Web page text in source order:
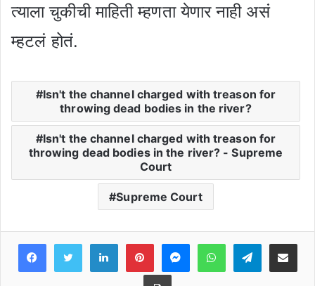
त्याला चुकीची माहिती म्हणता येणार नाही असं
म्हटलं होतं.
Isn't the channel charged with treason for
throwing dead bodies in the river?
Isn't the channel charged with treason for
throwing dead bodies in the river? - Supreme
Court
Supreme Court
Facebook
TwitterLinkedInPinterestMessenger
WhatsApp
Print